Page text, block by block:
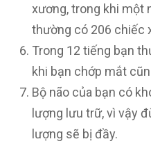
xương, trong khi một
thường có 206 chiếc
Trong 12 tiếng bạn
khi bạn chớp mắt
Bộ não của bạn có
lượng lưu trữ, vì vậy
lượng sẽ bị đầy.